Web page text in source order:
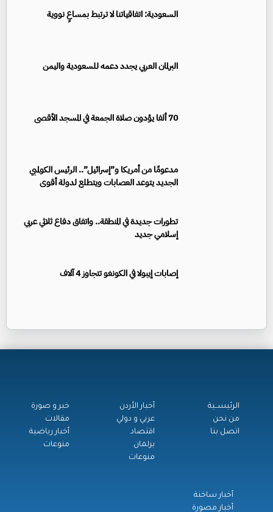
السعودية: اتفاقياتنا لا ترتبط بمساعٍ نووية
البرلمان العربي يجدد دعمه للسعودية واليمن
70 ألفا يؤدون صلاة الجمعة في المسجد الأقصى
مدعومًا من أمريكا و”إسرائيل”.. الرئيس الكولمبي
الجديد يتوعد العصابات ويتطلع لدولة أقوى
تطورات جديدة في المنطقة.. واتفاق دفاع ثلاثي عربي
إسلامي جديد
إصابات إيبولا في الكونغو تتجاوز 4 آلاف
الرئيســية
من نحن
اتصل بنا
أخبار الأردن
عربي و دولي
اقتصاد
برلمان
منوعات
خبر و صورة
مقالات
أخبار رياضية
منوعات
أخبار ساخنة
أخبار مصورة